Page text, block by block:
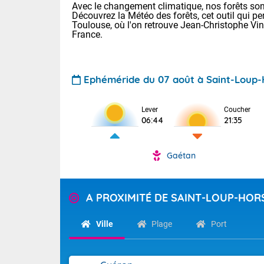
Pour la
temps
Tendance
Avec le changement climatique, nos forêts
Découvrez la Météo des forêts, cet outil qui
Toulouse, où l'on retrouve Jean-Christophe
France.
Ephéméride du 07 août à Saint-Loup-
Lever
06:44
Coucher
21:35
Gaétan
A PROXIMITÉ DE SAINT-LOUP-
Ville Plage Port
Voici les
: 18/25 Paris
Clermont-
Lille : 18/26
Cet après-
Calme,
La journée
territoire.
mistral